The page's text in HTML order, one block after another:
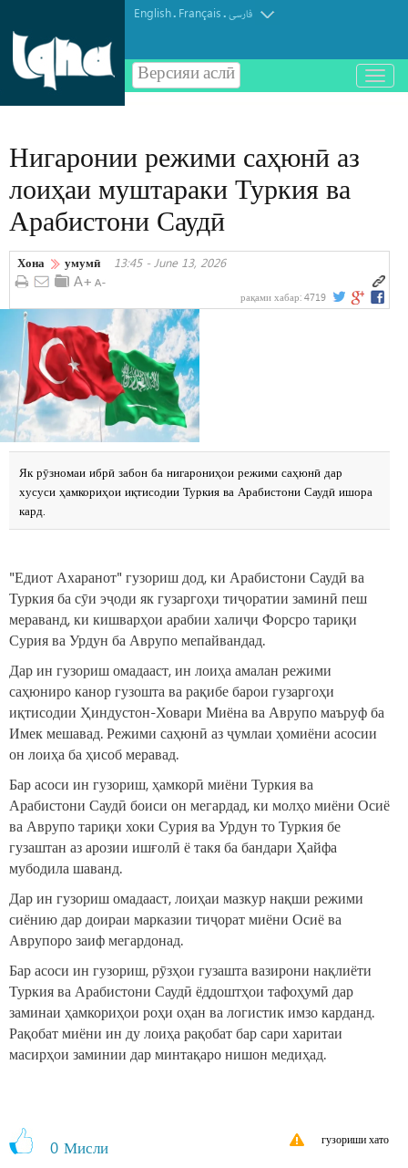
English. Français.فارسی
Версияи аслӣ
باز
و
Нигаронии режими саҳюнӣ аз
лоиҳаи муштараки Туркия ва
Арабистони Саудӣ
Хона умумӣ 13:45 - June 13, 2026
рақами хабар: 4719
Як рӯзномаи ибрӣ забон ба нигарониҳои режими саҳюнӣ дар
хусуси ҳамкориҳои иқтисодии Туркия ва Арабистони Саудӣ ишора
кард.
"Едиот Ахаранот" гузориш дод, ки Арабистони Саудӣ ва
Туркия ба сӯи эҷоди як гузаргоҳи тиҷоратии заминӣ пеш
мераванд, ки кишварҳои арабии халиҷи Форсро тариқи
Сурия ва Урдун ба Аврупо мепайвандад.
Дар ин гузориш омадааст, ин лоиҳа амалан режими
саҳюниро канор гузошта ва рақибе барои гузаргоҳи
иқтисодии Ҳиндустон-Ховари Миёна ва Аврупо маъруф ба
Имек мешавад. Режими саҳюнӣ аз ҷумлаи ҳомиёни асосии
он лоиҳа ба ҳисоб меравад.
Бар асоси ин гузориш, ҳамкорӣ миёни Туркия ва
Арабистони Саудӣ боиси он мегардад, ки молҳо миёни Осиё
ва Аврупо тариқи хоки Сурия ва Урдун то Туркия бе
гузаштан аз арозии ишғолӣ ё такя ба бандари Ҳайфа
мубодила шаванд.
Дар ин гузориш омадааст, лоиҳаи мазкур нақши режими
сиёнию дар доираи марказии тиҷорат миёни Осиё ва
Аврупоро заиф мегардонад.
Бар асоси ин гузориш, рӯзҳои гузашта вазирони нақлиёти
Туркия ва Арабистони Саудӣ ёддоштҳои тафоҳумӣ дар
заминаи ҳамкориҳои роҳи оҳан ва логистик имзо карданд.
Рақобат миёни ин ду лоиҳа рақобат бар сари харитаи
масирҳои заминии дар минтақаро нишон медиҳад.
0 Мисли гузориши хато